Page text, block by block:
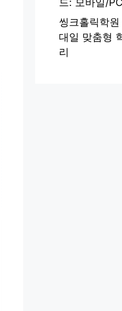
씽크홀릭학
대일 맞춤형
리